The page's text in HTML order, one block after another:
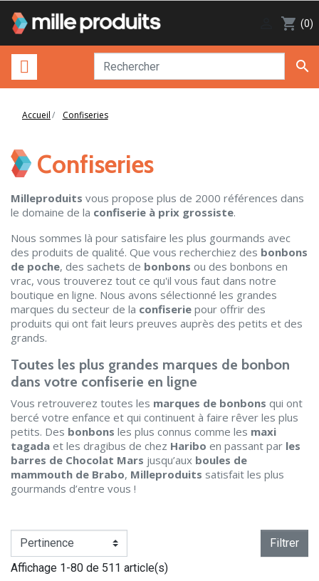
shopping_cart (0)

Accueil Confiseries
Confiseries
Milleproduits vous propose plus de 2000 références dans
le domaine de la confiserie à prix grossiste.
Nous sommes là pour satisfaire les plus gourmands avec
des produits de qualité. Que vous recherchiez des bonbons
de poche, des sachets de bonbons ou des bonbons en
vrac, vous trouverez tout ce qu'il vous faut dans notre
boutique en ligne. Nous avons sélectionné les grandes
marques du secteur de la confiserie pour offrir des
produits qui ont fait leurs preuves auprès des petits et des
grands.
Toutes les plus grandes marques de bonbon
dans votre confiserie en ligne
Vous retrouverez toutes les marques de bonbons qui ont
bercé votre enfance et qui continuent à faire rêver les plus
petits. Des bonbons les plus connus comme les maxi
tagada et les dragibus de chez Haribo en passant par les
barres de Chocolat Mars jusqu’aux boules de
mammouth de Brabo, Milleproduits satisfait les plus
gourmands d’entre vous !
Filtrer
Affichage 1-80 de 511 article(s)